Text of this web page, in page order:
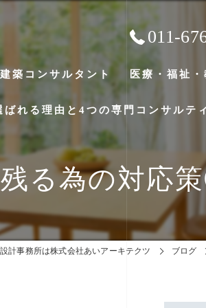
011-
建築コンサルタント 医療・福祉
ばれる理由と4つの専門コンサルテ
る為の対応
計事務所は株式会社あいアーキテクツ ブログ